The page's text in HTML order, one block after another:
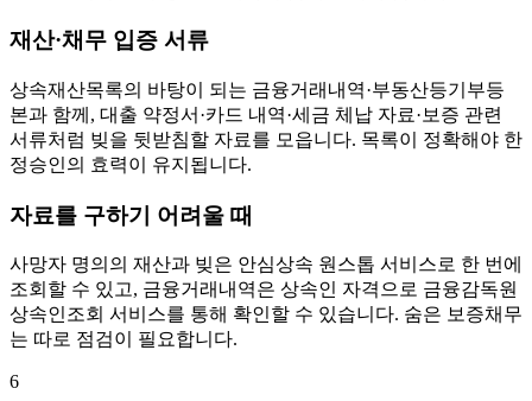
재산·채무 입증 서류
상속재산목록의 바탕이 되는 금융거래내역·부동산등기부등
본과 함께, 대출 약정서·카드 내역·세금 체납 자료·보증 관련
서류처럼 빚을 뒷받침할 자료를 모읍니다. 목록이 정확해야 한
정승인의 효력이 유지됩니다.
자료를 구하기 어려울 때
사망자 명의의 재산과 빚은 안심상속 원스톱 서비스로 한 번에
조회할 수 있고, 금융거래내역은 상속인 자격으로 금융감독원
상속인조회 서비스를 통해 확인할 수 있습니다. 숨은 보증채무
는 따로 점검이 필요합니다.
6